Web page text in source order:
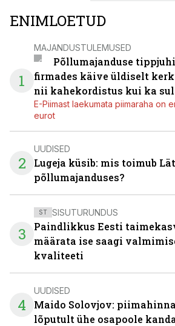
ENIMLOETUD
1
MAJANDUSTULEMUSED
Põllumajanduse
firmades käive üldiselt
nii kahekordistus kui ka
E-Piimast laekumata piimaraha on
eurot
2
UUDISED
Lugeja küsib: mis toimub
põllumajanduses?
3
ST SISUTURUNDUS
Paindlikkus Eesti
määrata ise saagi
kvaliteeti
4
UUDISED
Maido Solovjov:
lõputult ühe osapoole